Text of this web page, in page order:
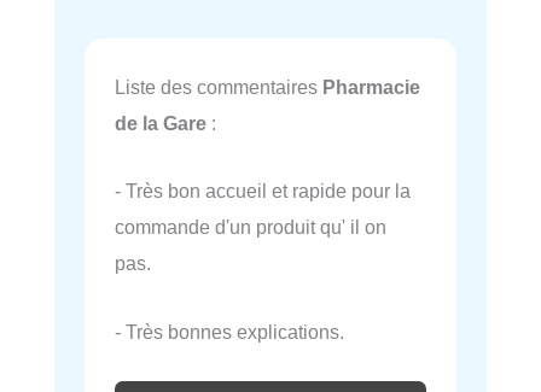
Liste des commentaires Pharmacie
de la Gare :
- Très bon accueil et rapide pour la
commande d'un produit qu' il on
pas.
- Très bonnes explications.